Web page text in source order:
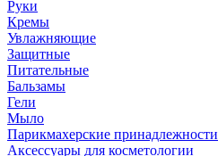
Руки
Кремы
Увлажняющие
Защитные
Питательные
Бальзамы
Гели
Мыло
Парикмахерские принадлежности
Аксессуары для косметологии